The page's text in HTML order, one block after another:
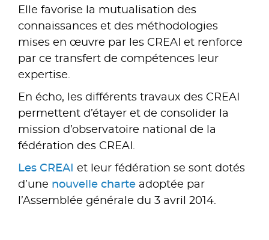
Elle favorise la mutualisation des
connaissances et des méthodologies
mises en œuvre par les CREAI et renforce
par ce transfert de compétences leur
expertise.
En écho, les différents travaux des CREAI
permettent d’étayer et de consolider la
mission d’observatoire national de la
fédération des CREAI.
Les CREAI
et leur fédération se sont dotés
d’une nouvelle charte adoptée par
l’Assemblée générale du 3 avril 2014.